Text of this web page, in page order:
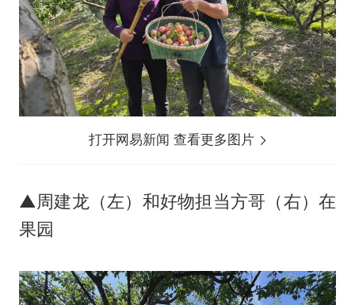
打开网易新闻 查看更多图片
▲周建龙（左）和好物担当方哥（右）在
果园